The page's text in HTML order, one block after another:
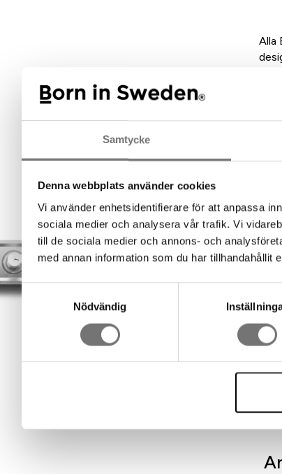
Samtycke
Denna webbplats använder cookies
Vi använder enhetsidentifierare för att anpassa
sociala medier och analysera vår trafik. Vi
till de sociala medier och annons- och
med annan information som du har tillhandahållit
Samtyckesval
Nödvändig
Alla